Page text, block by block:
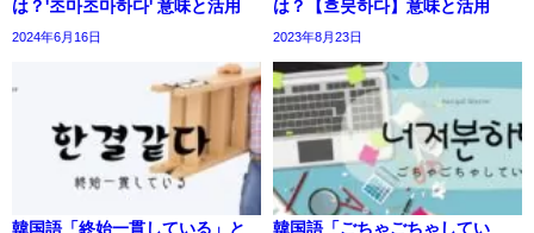
は？'조마조마하다' 意味と活用
2024年6月16日
は？【흐뭇하다】意味と活用
2023年8月23日
韓国語「終始一貫している」と
韓国語「ごちゃごちゃしてい